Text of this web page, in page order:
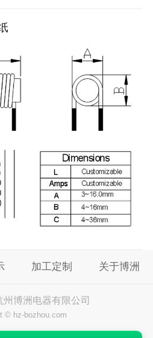
加工定制 关于博洲
州博洲电器有限公司
© hz-bozhou.com